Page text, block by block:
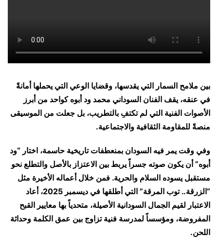
بين ملامح السمار التي يقدسها، وقضايا الوعي التي يحملها أمانةً
في عنقه، يقف الفنان السوداني محمد ود أبوه كواحد من أبرز
الأصوات الفنية التي لم تكتفِ بالتطريب، بل جعلت من الموسيقى
منصةً للمقاومة الثقافية والاجتماعية.
وفي وقت يمر فيه السودان بمنعطفات تاريخية حاسمة، اختار “ود
أبوه” أن يكون صوته جسراً يربط بين الاعتزاز بالأصل والتطلع نحو
مستقبل يسوده السلام والحرية. فمن خلال أعماله الأخيرة مثل
“الزرقة.. توب المرقة” التي أطلقها في ديسمبر 2025، أعاد
الاعتبار لقيم الجمال السودانية الأصيلة، متحدياً بها معايير القبح
المفروضة، ومؤسساً لمدرسة فنية تزاوج بين عمق الكلمة وحداثة
اللحن.